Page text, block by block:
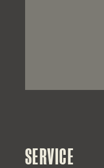
SERVICE